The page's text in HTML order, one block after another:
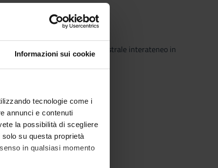
Informazioni sui cookie
tecnologie come i
annunci e contenuti
la possibilità di scegliere
su questa proprietà
in qualsiasi momento
(2023/2024) - Laurea magistrale interateneo in